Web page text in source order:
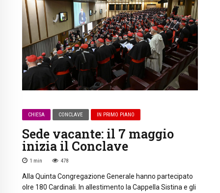
CHIESA CONCLAVE IN PRIMO PIANO
Sede vacante: il 7 maggio
inizia il Conclave
1 min 478
Alla Quinta Congregazione Generale hanno partecipato
olre 180 Cardinali. In allestimento la Cappella Sistina e gli